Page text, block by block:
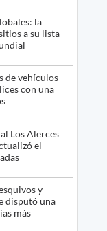
la
a su lista
de vehículos
con una
Los Alerces
el
y
disputó una
más